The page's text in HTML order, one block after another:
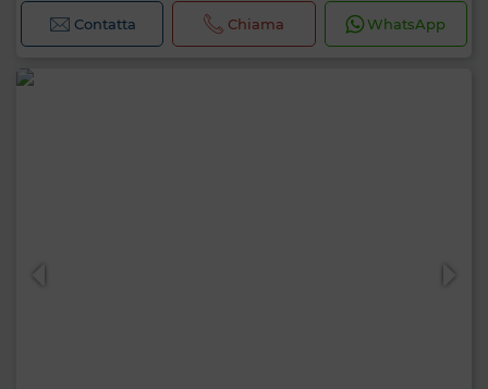
Contatta Chiama WhatsApp